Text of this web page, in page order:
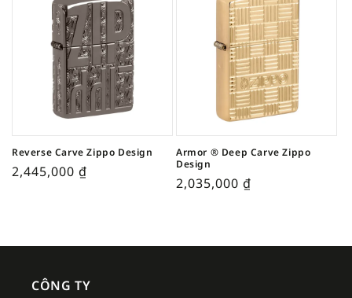
Reverse Carve Zippo Design
2,445,000 ₫
Armor ® Deep Carve Zippo
Design
2,035,000 ₫
CÔNG TY